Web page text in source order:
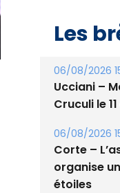
Les
06/08/2026
Ucciani –
Cruculi le
06/08/2026
Corte –
organise
étoiles